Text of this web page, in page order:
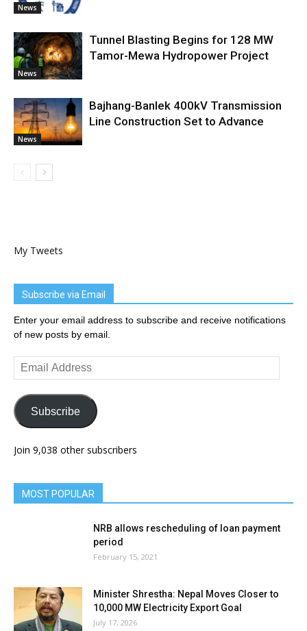
News
News
Tunnel Blasting Begins for 128 MW
Tamor-Mewa Hydropower Project
News
Bajhang-Banlek 400kV Transmission
Line Construction Set to Advance
My Tweets
Subscribe via Email
Enter your email address to subscribe and receive notifications
of new posts by email.
Email
Address
Subscribe
Join 9,038 other subscribers
MOST POPULAR
NRB allows rescheduling of loan payment
period
February 15, 2021
Minister Shrestha: Nepal Moves Closer to
10,000 MW Electricity Export Goal
July 17, 2026